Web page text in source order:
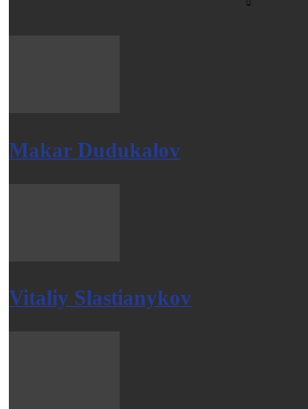
Makar Dudukalov
Vitaliy Slastianykov